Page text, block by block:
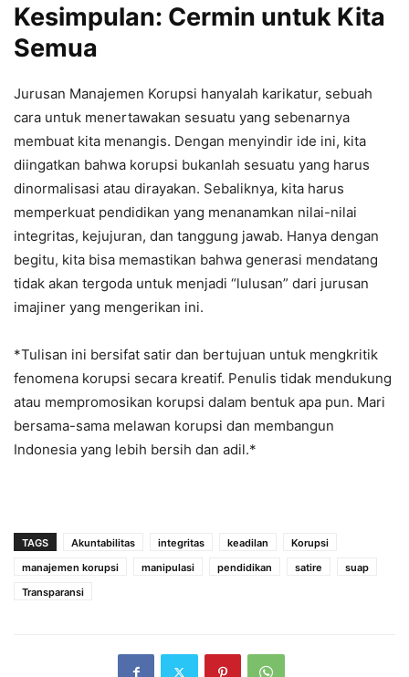
Kesimpulan: Cermin untuk Kita
Semua
Jurusan Manajemen Korupsi hanyalah karikatur, sebuah
cara untuk menertawakan sesuatu yang sebenarnya
membuat kita menangis. Dengan menyindir ide ini, kita
diingatkan bahwa korupsi bukanlah sesuatu yang harus
dinormalisasi atau dirayakan. Sebaliknya, kita harus
memperkuat pendidikan yang menanamkan nilai-nilai
integritas, kejujuran, dan tanggung jawab. Hanya dengan
begitu, kita bisa memastikan bahwa generasi mendatang
tidak akan tergoda untuk menjadi “lulusan” dari jurusan
imajiner yang mengerikan ini.
*Tulisan ini bersifat satir dan bertujuan untuk mengkritik
fenomena korupsi secara kreatif. Penulis tidak mendukung
atau mempromosikan korupsi dalam bentuk apa pun. Mari
bersama-sama melawan korupsi dan membangun
Indonesia yang lebih bersih dan adil.*
TAGS Akuntabilitas integritas keadilan
Korupsi
manajemen korupsi
manipulasi pendidikan satire
suap
Transparansi